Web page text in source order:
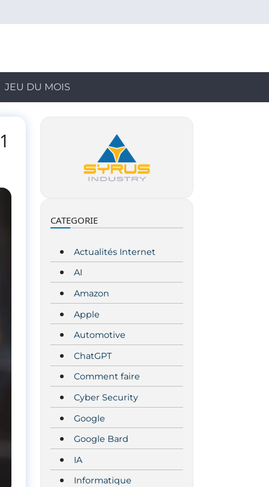
JEU DU MOIS
CATEGORIE
Actualités Internet
AI
Amazon
Apple
Automotive
ChatGPT
Comment faire
Cyber Security
Google
Google Bard
IA
Informatique